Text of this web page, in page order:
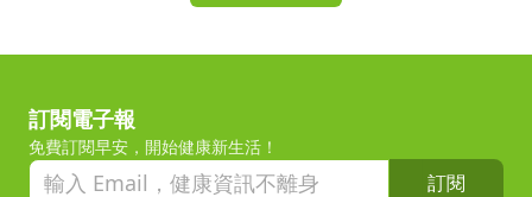
訂閱電子報
免費訂閱早安，開始健康新生活！
訂閱